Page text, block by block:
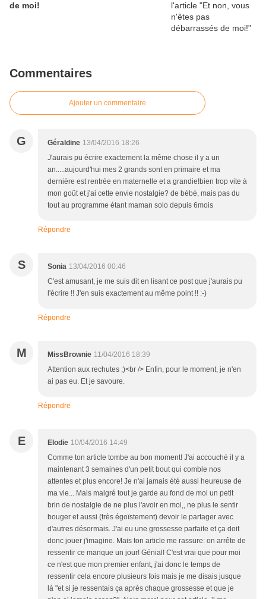
de moi!
Commentaires
Ajouter un commentaire
G Géraldine 13/04/2016 18:26
J'aurais pu écrire exactement la même chose il y a un
an.....aujourd'hui mes 2 grands sont en primaire et ma
dernière est rentrée en maternelle et a grandie!bien trop vite à
mon goût et j'ai cette envie nostalgie? de bébé, mais pas du
tout au programme étant maman solo depuis 6mois
Répondre
S Sonia 13/04/2016 00:46
C'est amusant, je me suis dit en lisant ce post que j'aurais pu
l'écrire !! J'en suis exactement au même point !! :-)
Répondre
M MissBrownie 11/04/2016 18:39
Attention aux rechutes ;)<br /> Enfin, pour le moment, je n'en
ai pas eu. Et je savoure.
Répondre
E Elodie 10/04/2016 14:49
Comme ton article tombe au bon moment! J'ai accouché il y a
maintenant 3 semaines d'un petit bout qui comble nos
attentes et plus encore! Je n'ai jamais été aussi heureuse de
ma vie... Mais malgré tout je garde au fond de moi un petit
brin de nostalgie de ne plus l'avoir en moi,, ne plus le sentir
bouger et aussi (très égoïstement) devoir le partager avec
d'autres désormais. J'ai eu une grossesse parfaite et ça doit
donc jouer j'imagine. Mais ton article me rassure: on arrête de
ressentir ce manque un jour! Génial! C'est vrai que pour moi
ce n'est que mon premier enfant, j'ai donc le temps de
ressentir cela encore plusieurs fois mais je me disais jusque
là "et si je ressentais ça après chaque grossesse et que je